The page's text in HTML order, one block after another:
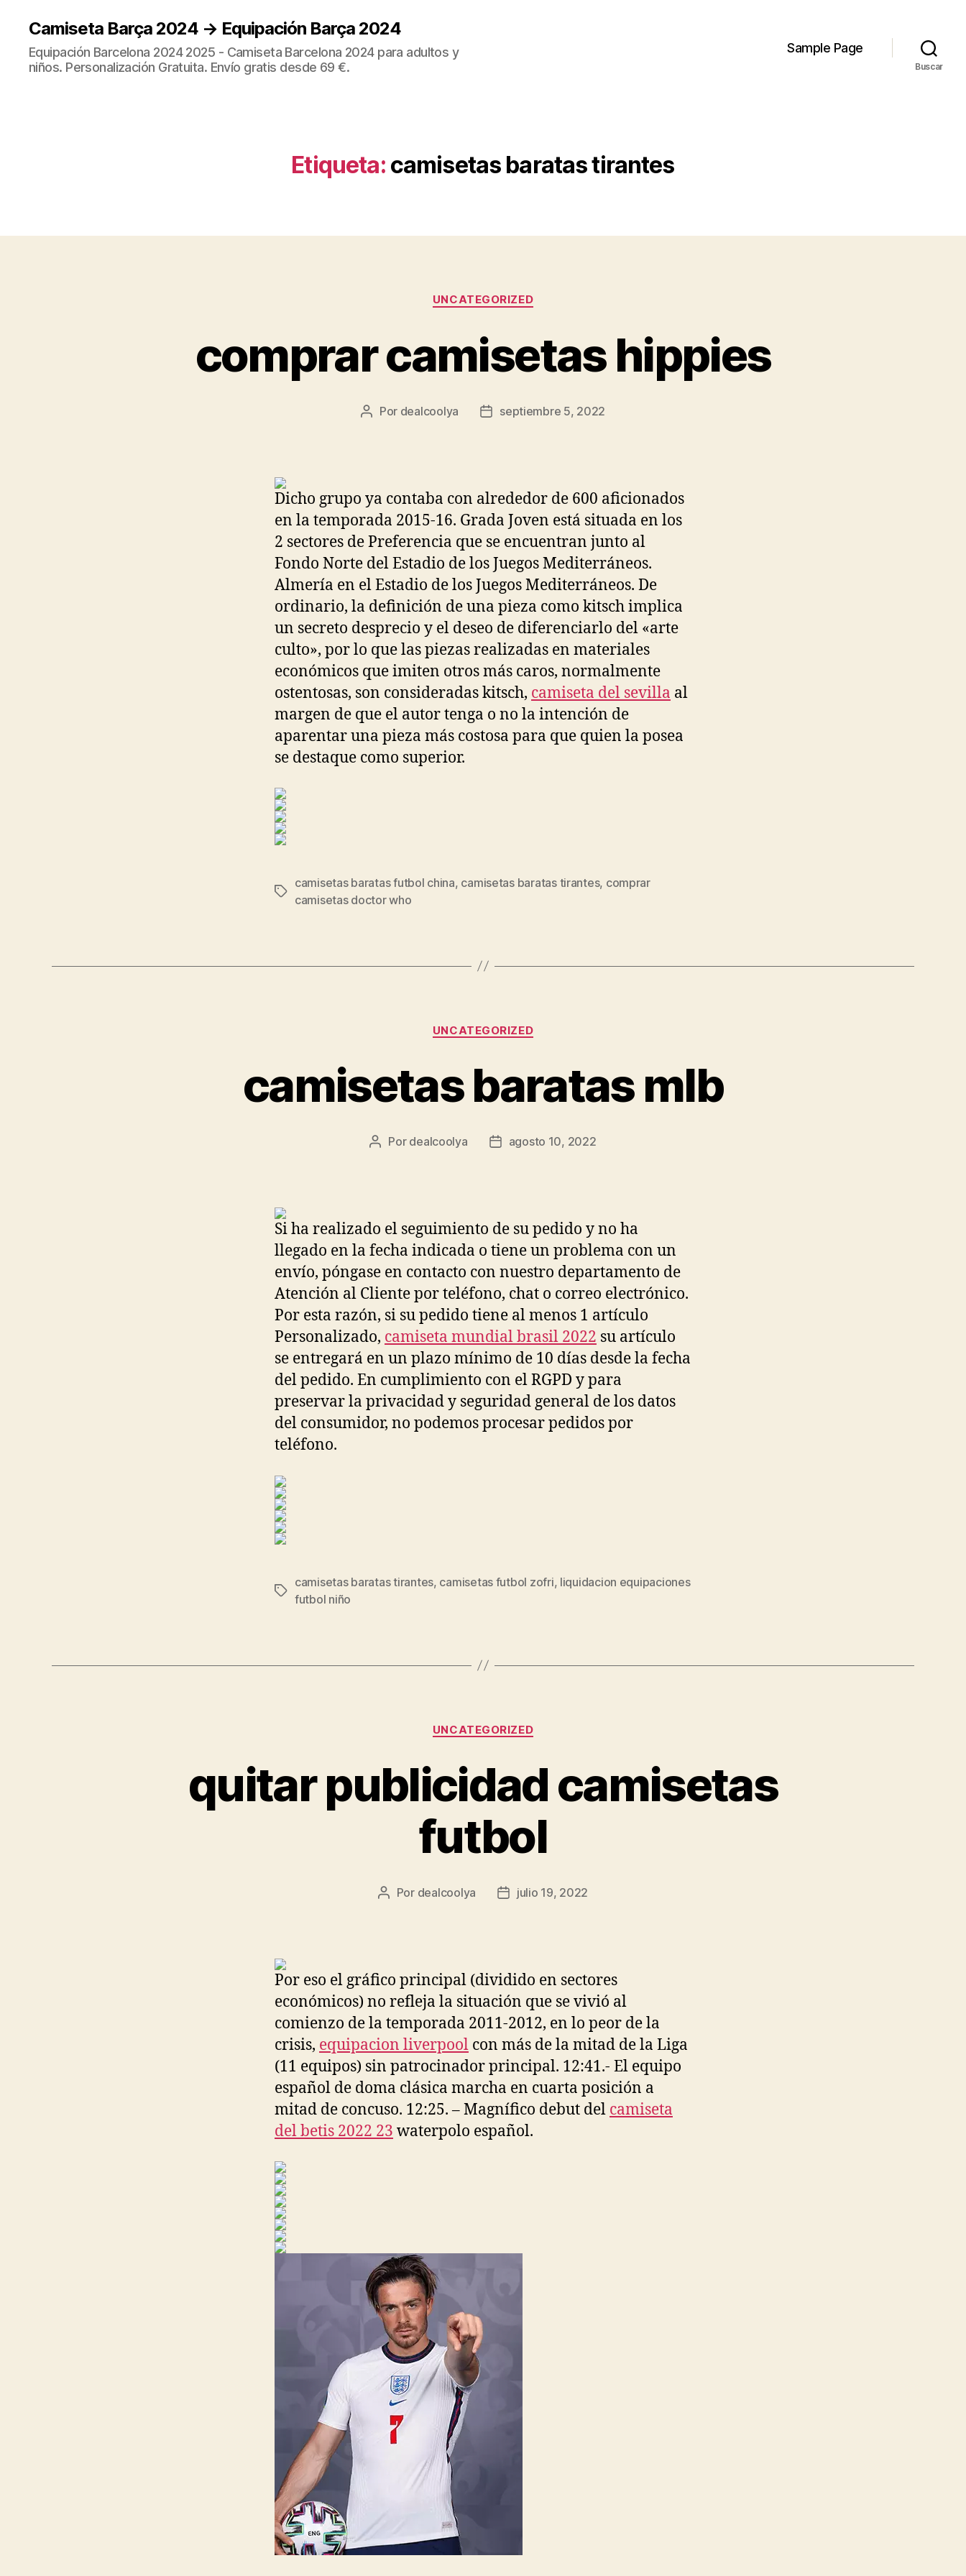
Camiseta Barça 2024 → Equipación Barça 2024
Equipación Barcelona 2024 2025 - Camiseta Barcelona 2024 para adultos y
niños. Personalización Gratuita. Envío gratis desde 69 €.
Sample Page
Buscar
Etiqueta: camisetas baratas tirantes
Categorías
UNCATEGORIZED
comprar camisetas hippies
Autor
Por dealcoolya
Fechaseptiembre 5, 2022
Dicho grupo ya contaba con alrededor de 600 aficionados
en la temporada 2015-16. Grada Joven está situada en los
2 sectores de Preferencia que se encuentran junto al
Fondo Norte del Estadio de los Juegos Mediterráneos.
Almería en el Estadio de los Juegos Mediterráneos. De
ordinario, la definición de una pieza como kitsch implica
un secreto desprecio y el deseo de diferenciarlo del «arte
culto», por lo que las piezas realizadas en materiales
económicos que imiten otros más caros, normalmente
ostentosas, son consideradas kitsch, camiseta del sevilla al
margen de que el autor tenga o no la intención de
aparentar una pieza más costosa para que quien la posea
se destaque como superior.
Etiquetas
camisetas baratas futbol china, camisetas baratas tirantes, comprar
camisetas doctor who
Categorías
UNCATEGORIZED
camisetas baratas mlb
Autor
Por dealcoolya
Fechaagosto 10, 2022
Si ha realizado el seguimiento de su pedido y no ha
llegado en la fecha indicada o tiene un problema con un
envío, póngase en contacto con nuestro departamento de
Atención al Cliente por teléfono, chat o correo electrónico.
Por esta razón, si su pedido tiene al menos 1 artículo
Personalizado, camiseta mundial brasil 2022 su artículo
se entregará en un plazo mínimo de 10 días desde la fecha
del pedido. En cumplimiento con el RGPD y para
preservar la privacidad y seguridad general de los datos
del consumidor, no podemos procesar pedidos por
teléfono.
Etiquetas
camisetas baratas tirantes, camisetas futbol zofri, liquidacion equipaciones
futbol niño
Categorías
UNCATEGORIZED
quitar publicidad camisetas
futbol
Autor
Por dealcoolya
Fechajulio 19, 2022
Por eso el gráfico principal (dividido en sectores
económicos) no refleja la situación que se vivió al
comienzo de la temporada 2011-2012, en lo peor de la
crisis, equipacion liverpool con más de la mitad de la Liga
(11 equipos) sin patrocinador principal. 12:41.- El equipo
español de doma clásica marcha en cuarta posición a
mitad de concuso. 12:25. – Magnífico debut del camiseta
del betis 2022 23 waterpolo español.